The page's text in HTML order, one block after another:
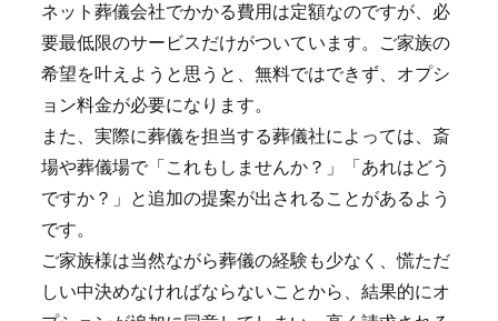
ネット葬儀会社でかかる費用は定額なのですが、必
要最低限のサービスだけがついています。ご家族の
希望を叶えようと思うと、無料ではできず、オプシ
ョン料金が必要になります。
また、実際に葬儀を担当する葬儀社によっては、斎
場や葬儀場で「これもしませんか？」「あれはどう
ですか？」と追加の提案が出されることがあるよう
です。
ご家族様は当然ながら葬儀の経験も少なく、慌ただ
しい中決めなければならないことから、結果的にオ